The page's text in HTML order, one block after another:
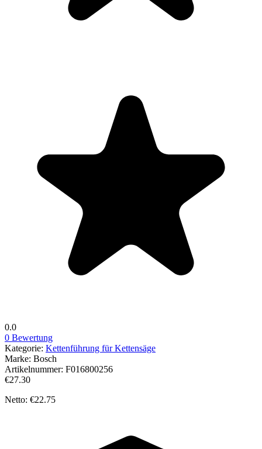
0.0
0 Bewertung
Kategorie: Kettenführung für Kettensäge
Marke: Bosch
Artikelnummer: F016800256
€27.30
Netto: €22.75